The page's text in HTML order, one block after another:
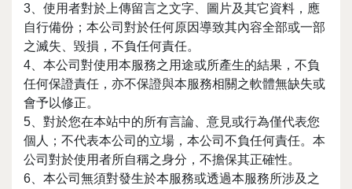
3、使用者對於上傳留言之文字、圖片及其它資料，應
自行備份；本公司對於任何原因導致其內容全部或一部
之滅失、毀損，不負任何責任。
4、本公司對使用本服務之用途或所產生的結果，不負
任何保證責任，亦不保證與本服務相關之軟體無缺失或
會予以修正。
5、對於您在本站中的所有言論、意見或行為僅代表您
個人；不代表本公司的立場，本公司不負任何責任。本
公司對於使用者所自稱之身分，不擔保其正確性。
6、本公司無須對發生於本服務或透過本服務所涉及之